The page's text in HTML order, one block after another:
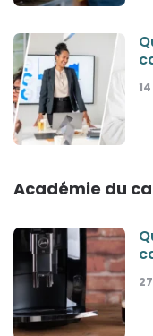
Académie du